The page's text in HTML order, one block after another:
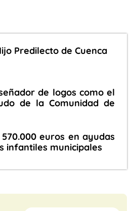
Predilecto de Cuenca
de logos como el
de la Comunidad de
euros en ayudas
infantiles municipales